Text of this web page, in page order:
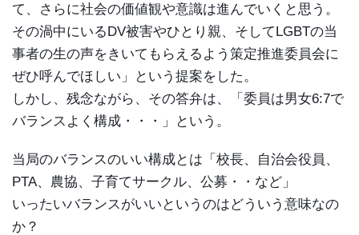
て、さらに社会の価値観や意識は進んでいくと思う。
その渦中にいるDV被害やひとり親、そしてLGBTの当
事者の生の声をきいてもらえるよう策定推進委員会に
ぜひ呼んでほしい」という提案をした。
しかし、残念ながら、その答弁は、「委員は男女6:7で
バランスよく構成・・・」という。
当局のバランスのいい構成とは「校長、自治会役員、
PTA、農協、子育てサークル、公募・・など」
いったいバランスがいいというのはどういう意味なの
か？